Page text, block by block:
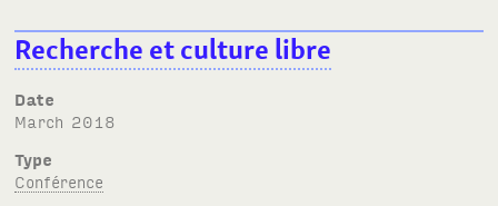
Recherche et culture libre
Date
March 2018
Type
Conférence